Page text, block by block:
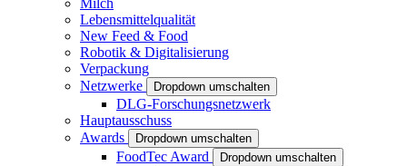
Milch
Lebensmittelqualität
New Feed & Food
Robotik & Digitalisierung
Verpackung
Netzwerke
Dropdown umschalten
DLG-Forschungsnetzwerk
Hauptausschuss
Awards
Dropdown umschalten
FoodTec Award Dropdown umschalten